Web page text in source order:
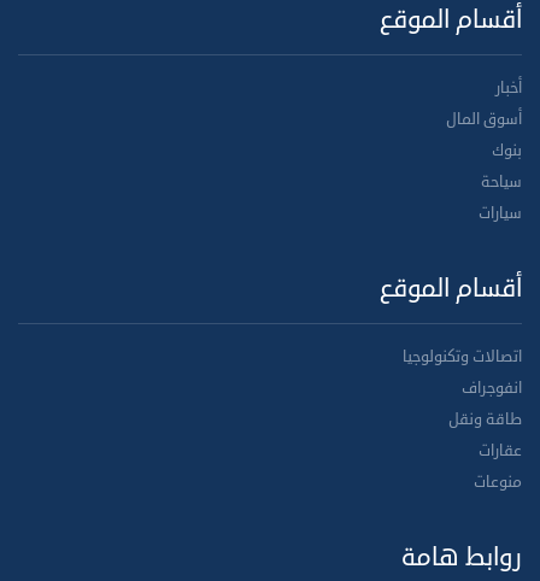
أقسام الموقع
أخبار
أسوق المال
بنوك
سياحة
سيارات
أقسام الموقع
اتصالات وتكنولوجيا
انفوجراف
طاقة ونقل
عقارات
منوعات
روابط هامة